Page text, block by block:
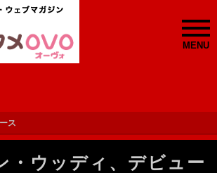
MENU
ス
・ウッディ、デビュー